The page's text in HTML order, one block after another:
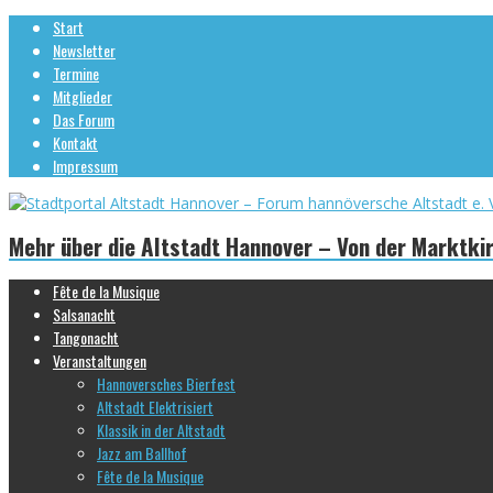
Start
Newsletter
Termine
Mitglieder
Das Forum
Kontakt
Impressum
Mehr über die Altstadt Hannover – Von der
Fête de la Musique
Salsanacht
Tangonacht
Veranstaltungen
Hannoversches Bierfest
Altstadt Elektrisiert
Klassik in der Altstadt
Jazz am Ballhof
Fête de la Musique